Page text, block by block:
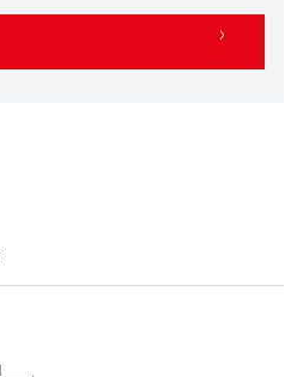
›